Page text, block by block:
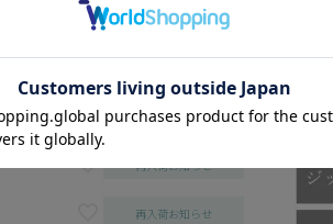
再入荷お知らせ
カートに入れる
再入荷お知らせ
再入荷お知らせ